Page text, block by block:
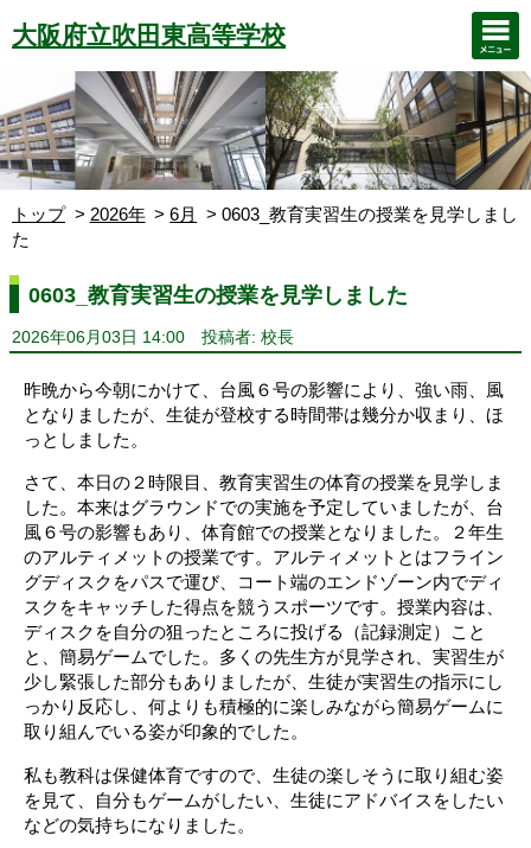
大阪府立吹田東高等学校
トップ 2026年 6月
0603_教育実習生の授業を見学しまし
た
0603_教育実習生の授業を見学しました
2026年06月03日 14:00 投稿者: 校長
昨晩から今朝にかけて、台風６号の影響により、強い雨、風
となりましたが、生徒が登校する時間帯は幾分か収まり、ほ
っとしました。
さて、本日の２時限目、教育実習生の体育の授業を見学しま
した。本来はグラウンドでの実施を予定していましたが、台
風６号の影響もあり、体育館での授業となりました。２年生
のアルティメットの授業です。アルティメットとはフライン
グディスクをパスで運び、コート端のエンドゾーン内でディ
スクをキャッチした得点を競うスポーツです。授業内容は、
ディスクを自分の狙ったところに投げる（記録測定）こと
と、簡易ゲームでした。多くの先生方が見学され、実習生が
少し緊張した部分もありましたが、生徒が実習生の指示にし
っかり反応し、何よりも積極的に楽しみながら簡易ゲームに
取り組んでいる姿が印象的でした。
私も教科は保健体育ですので、生徒の楽しそうに取り組む姿
を見て、自分もゲームがしたい、生徒にアドバイスをしたい
などの気持ちになりました。